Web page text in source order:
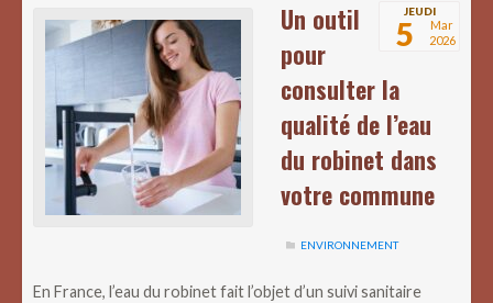
JEUDI
5
Mar
2026
Un outil
pour
consulter la
qualité de l’eau
du robinet dans
votre commune
ENVIRONNEMENT
En France, l’eau du robinet fait l’objet d’un suivi sanitaire